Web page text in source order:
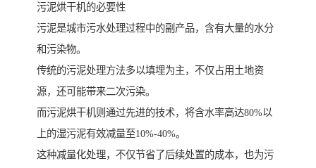
污泥烘干机的必要性
污泥是城市污水处理过程中的副产品，含有大量的水分
和污染物。
传统的污泥处理方法多以填埋为主，不仅占用土地资
源，还可能带来二次污染。
而污泥烘干机则通过先进的技术，将含水率高达80%以
上的湿污泥有效减量至10%-40%。
这种减量化处理，不仅节省了后续处置的成本，也为污